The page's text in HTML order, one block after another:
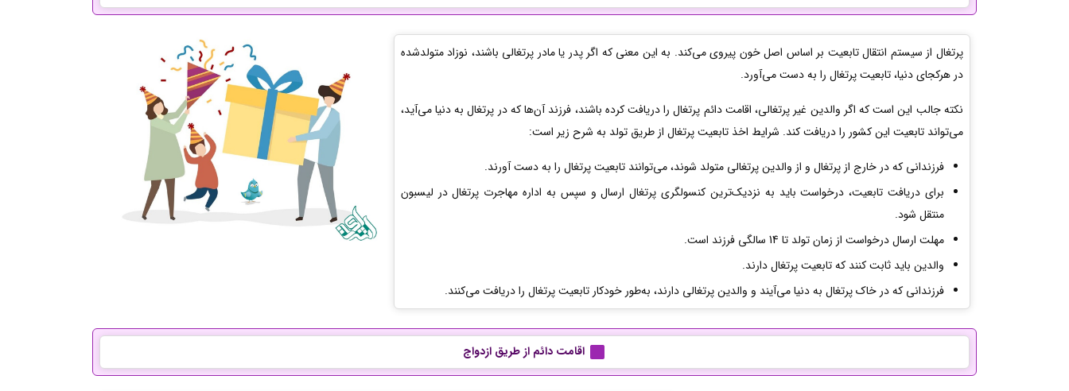
پرتغال از سیستم انتقال تابعیت بر اساس اصل خون پیروی می‌کند. به این معنی که اگر پدر یا مادر پرتغالی باشند، نوزاد متولدشده
در هرکجای دنیا، تابعیت پرتغال را به دست می‌آورد.
نکته جالب این است که اگر والدین غیر پرتغالی، اقامت دائم پرتغال را دریافت کرده باشند، فرزند آن‌ها که در پرتغال به دنیا می‌آید،
می‌تواند تابعیت این کشور را دریافت کند. شرایط اخذ تابعیت پرتغال از طریق تولد به شرح زیر است:
فرزندانی که در خارج از پرتغال و از والدین پرتغالی متولد شوند، می‌توانند تابعیت پرتغال را به دست آورند.
برای دریافت تابعیت، درخواست باید به نزدیک‌ترین کنسولگری پرتغال ارسال و سپس به اداره مهاجرت پرتغال در لیسبون
منتقل شود.
مهلت ارسال درخواست از زمان تولد تا 14 سالگی فرزند است.
والدین باید ثابت کنند که تابعیت پرتغال دارند.
فرزندانی که در خاک پرتغال به دنیا می‌آیند و والدین پرتغالی دارند، به‌طور خودکار تابعیت پرتغال را دریافت می‌کنند.
اقامت دائم از طریق ازدواج